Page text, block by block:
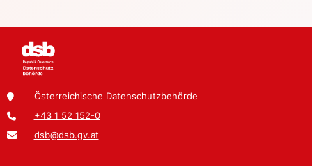
Österreichische Datenschutzbehörde
+43 1 52 152-0
dsb@dsb.gv.at